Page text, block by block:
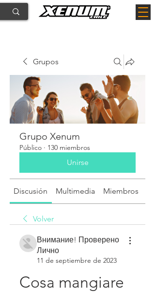
Grupos
Grupo Xenum
Público · 130 miembros
Unirse
Discusión Multimedia Miembros
Volver
Внимание! Проверено
Лично
11 de septiembre de 2023
Cosa mangiare